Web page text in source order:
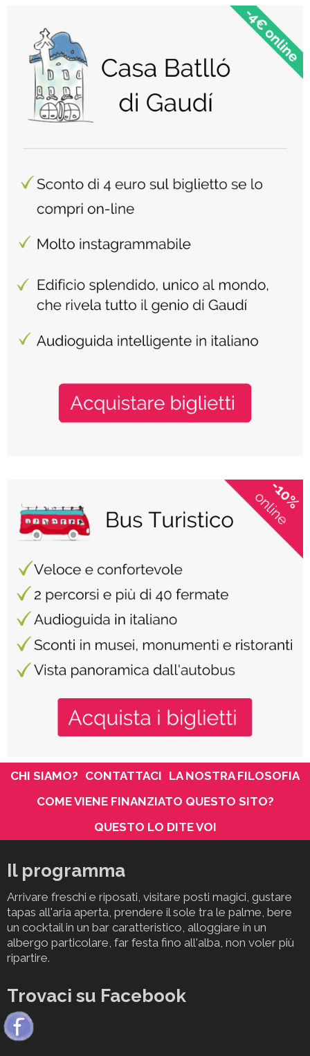
CHI SIAMO? CONTATTACI LA NOSTRA FILOSOFIA
COME VIENE FINANZIATO QUESTO SITO?
QUESTO LO DITE VOI
Il programma
Arrivare freschi e riposati, visitare posti magici, gustare
tapas all'aria aperta, prendere il sole tra le palme, bere
un cocktail in un bar caratteristico, alloggiare in un
albergo particolare, far festa fino all'alba, non voler più
ripartire.
Trovaci su Facebook